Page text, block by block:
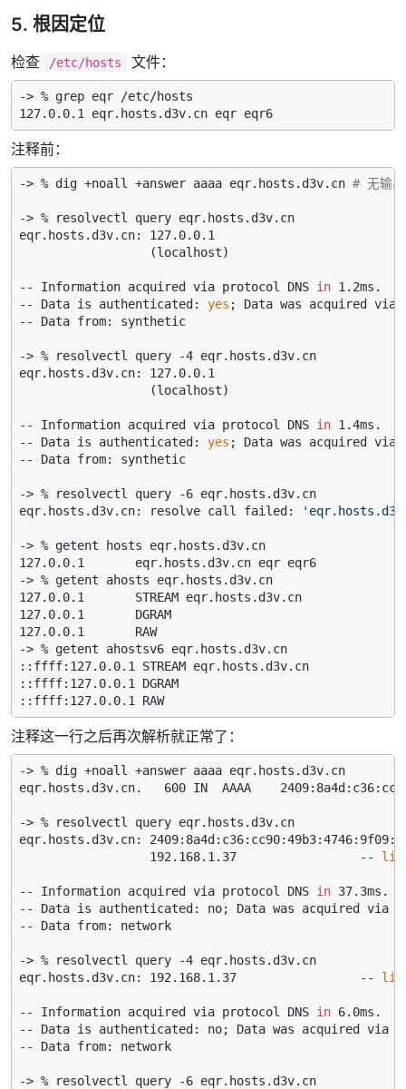
5. 根因定位
检查 /etc/hosts 文件：
-> % grep eqr /etc/hosts
注释前：
-> % dig +noall +answer aaaa eqr.hosts.d3v.cn # 无输出
-> % resolvectl query eqr.hosts.d3v.cn
eqr.hosts.d3v.cn: 127.0.0.1
                  (localhost)
-- Information acquired via protocol DNS in 1.2ms.
-- Data is authenticated: yes ; Data was acquired via
-- Data from: synthetic
-> % resolvectl query -4 eqr.hosts.d3v.cn
eqr.hosts.d3v.cn: 127.0.0.1
                  (localhost)
-- Information acquired via protocol DNS in 1.4ms.
-- Data is authenticated: yes ; Data was acquired via
-- Data from: synthetic
-> % resolvectl query -6 eqr.hosts.d3v.cn
eqr.hosts.d3v.cn: resolve call failed:
-> % getent hosts eqr.hosts.d3v.cn
127.0.0.1       eqr.hosts.d3v.cn eqr eqr6
-> % getent ahosts eqr.hosts.d3v.cn
127.0.0.1       STREAM eqr.hosts.d3v.cn
127.0.0.1       DGRAM
127.0.0.1       RAW
-> % getent ahostsv6 eqr.hosts.d3v.cn
::ffff:127.0.0.1 STREAM eqr.hosts.d3v.cn
::ffff:127.0.0.1 DGRAM
注释这一行之后再次解析就正常了：
-> % dig +noall +answer aaaa eqr.hosts.d3v.cn
eqr.hosts.d3v.cn.   600 IN  AAAA
-> % resolvectl query eqr.hosts.d3v.cn
eqr.hosts.d3v.cn:
                  192.168.1.37                 --
-- Information acquired via protocol DNS in 37.3ms.
-- Data is authenticated: no; Data was acquired via
-- Data from: network
-> % resolvectl query -4 eqr.hosts.d3v.cn
eqr.hosts.d3v.cn: 192.168.1.37                 --
-- Information acquired via protocol DNS in 6.0ms.
-- Data is authenticated: no; Data was acquired via
-- Data from: network
-> % resolvectl query -6 eqr.hosts.d3v.cn